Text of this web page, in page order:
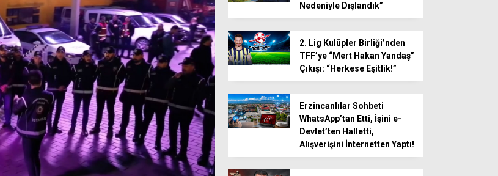
Nedeniyle Dışlandık”
2. Lig Kulüpler Birliği’nden
TFF’ye “Mert Hakan Yandaş”
Çıkışı: “Herkese Eşitlik!”
Erzincanlılar Sohbeti
WhatsApp’tan Etti, İşini e-
Devlet’ten Halletti,
Alışverişini İnternetten Yaptı!